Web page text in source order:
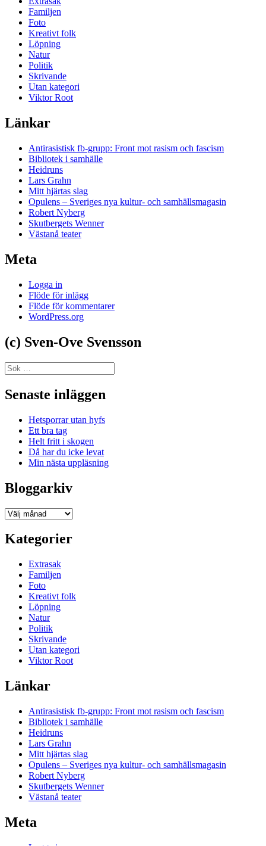
Familjen
Foto
Kreativt folk
Löpning
Natur
Politik
Skrivande
Utan kategori
Viktor Root
Länkar
Antirasistisk fb-grupp: Front mot rasism och fascism
Bibliotek i samhälle
Heidruns
Lars Grahn
Mitt hjärtas slag
Opulens – Sveriges nya kultur- och samhällsmagasin
Robert Nyberg
Skutbergets Wenner
Västanå teater
Meta
Logga in
Flöde för inlägg
Flöde för kommentarer
WordPress.org
(c) Sven-Ove Svensson
Sök
efter:
Senaste inläggen
Hetsporrar utan hyfs
Ett bra tag
Helt fritt i skogen
Då har du icke levat
Min nästa uppläsning
Bloggarkiv
Bloggarkiv
Kategorier
Extrasak
Familjen
Foto
Kreativt folk
Löpning
Natur
Politik
Skrivande
Utan kategori
Viktor Root
Länkar
Antirasistisk fb-grupp: Front mot rasism och fascism
Bibliotek i samhälle
Heidruns
Lars Grahn
Mitt hjärtas slag
Opulens – Sveriges nya kultur- och samhällsmagasin
Robert Nyberg
Skutbergets Wenner
Västanå teater
Meta